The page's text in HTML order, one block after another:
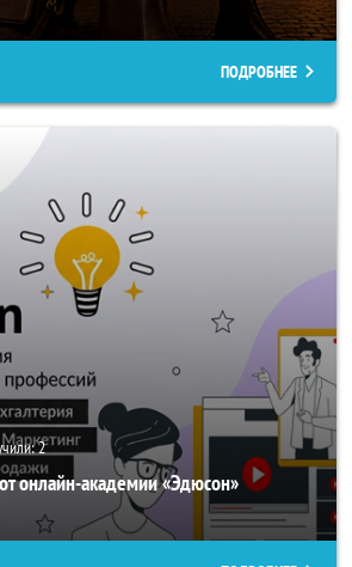
ПОДРОБНЕЕ
2
онлайн-академии «Эдюсон»